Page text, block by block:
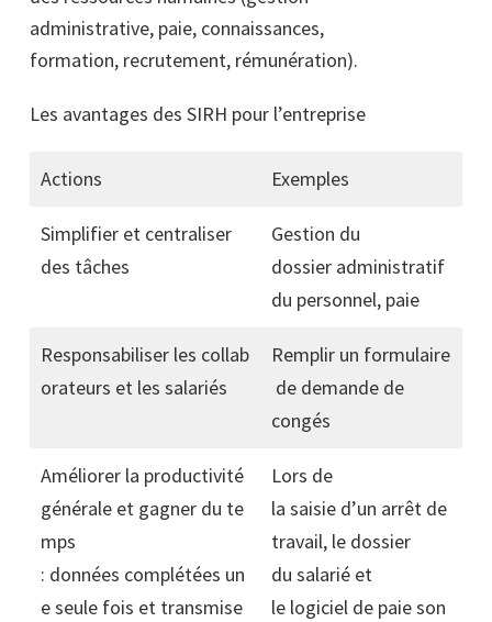
administrative, paie, connaissances,
formation, recrutement, rémunération).
Les avantages des SIRH pour l’entreprise
Actions Exemples
Simplifier et centraliser
des tâches
Gestion du
dossier administratif
du personnel, paie
Responsabiliser les collab
orateurs et les salariés
Remplir un formulaire
de demande de
congés
Améliorer la productivité
générale et gagner du te
mps
: données complétées un
e seule fois et transmise
Lors de
la saisie d’un arrêt de
travail, le dossier
du salarié et
le logiciel de paie son